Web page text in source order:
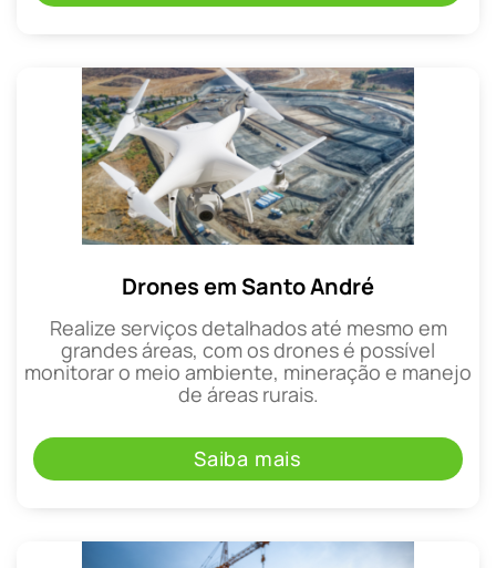
Drones em Santo André
Realize serviços detalhados até mesmo em
grandes áreas, com os drones é possível
monitorar o meio ambiente, mineração e manejo
de áreas rurais.
Saiba mais